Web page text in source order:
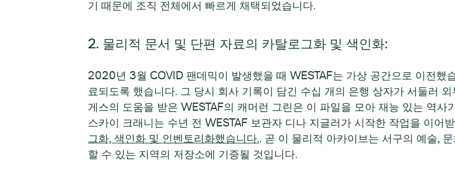
기 때문에 조직 전체에서 빠르게 채택되었습니다.
2. 물리적 문서 및 단편 자료의 카탈로그화 및 색인화:
2020년 3월 COVID 팬데믹이 발생했을 때 WESTAF는 가상 공간으로 이전했
료되도록 했습니다. 그 당시 회사 기록이 담긴 수십 개의 은행 상자가 서둘러
게스의 도움을 받은 WESTAF의 캐머런 그린은 이 파일을 모아 재능 있는 역
스카이 크래니는 수년 전 WESTAF 보관자 디나 지글러가 시작한 작업을 이어
그화, 색인화 및 인벤토리화했습니다.. 곧 이 물리적 아카이브는 서구의 예술,
할 수 있는 지역의 저장소에 기증될 것입니다.